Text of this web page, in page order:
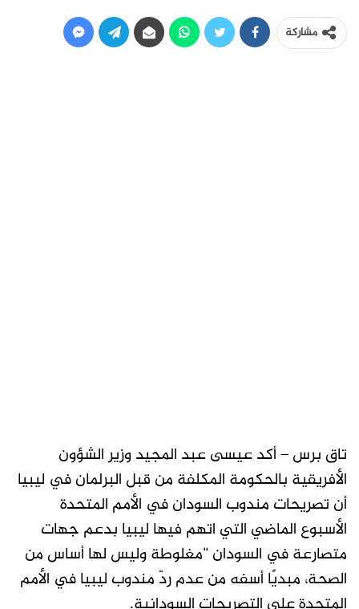
مشاركة
تاق برس – أكد عيسى عبد المجيد وزير الشؤون
الأفريقية بالحكومة المكلفة من قبل البرلمان في ليبيا
أن تصريحات مندوب السودان في الأمم المتحدة
الأسبوع الماضي التي اتهم فيها ليبيا بدعم جهات
متصارعة في السودان “مغلوطة وليس لها أساس من
الصحة، مبديًا أسفه من عدم ردّ مندوب ليبيا في الأمم